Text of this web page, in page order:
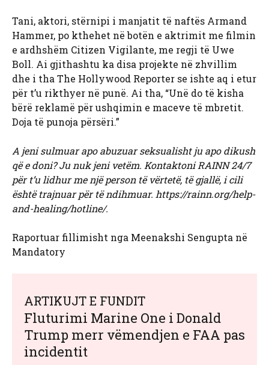
Tani, aktori, stërnipi i manjatit të naftës Armand
Hammer, po kthehet në botën e aktrimit me filmin
e ardhshëm Citizen Vigilante, me regji të Uwe
Boll. Ai gjithashtu ka disa projekte në zhvillim
dhe i tha The Hollywood Reporter se ishte aq i etur
për t’u rikthyer në punë. Ai tha, “Unë do të kisha
bërë reklamë për ushqimin e maceve të mbretit.
Doja të punoja përsëri.”
A jeni sulmuar apo abuzuar seksualisht ju apo dikush
që e doni? Ju nuk jeni vetëm. Kontaktoni RAINN 24/7
për t’u lidhur me një person të vërtetë, të gjallë, i cili
është trajnuar për të ndihmuar. https://rainn.org/help-
and-healing/hotline/.
Raportuar fillimisht nga Meenakshi Sengupta në
Mandatory
ARTIKUJT E FUNDIT
Fluturimi Marine One i Donald
Trump merr vëmendjen e FAA pas
incidentit